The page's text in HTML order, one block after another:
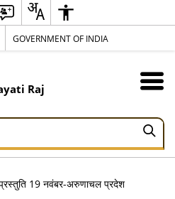
GOVERNMENT OF INDIA
Raj
प्रस्तुति 19 नवंबर-अरुणाचल प्रदेश